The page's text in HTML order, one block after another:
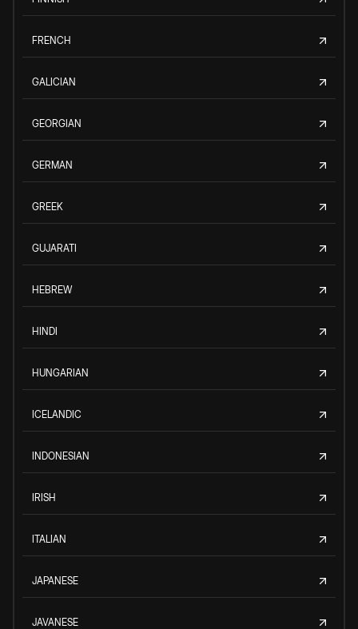
FRENCH
GALICIAN
GEORGIAN
GERMAN
GREEK
GUJARATI
HEBREW
HINDI
HUNGARIAN
ICELANDIC
INDONESIAN
IRISH
ITALIAN
JAPANESE
JAVANESE